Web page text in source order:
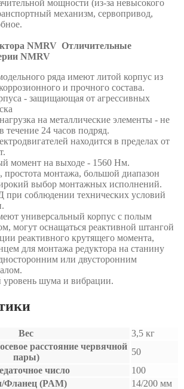
мощности (из-за невысокого
механизм, сервопривод,
NMRV Отличительные
NMRV
ряда имеют литой корпус из
и прочного состава.
- защищающая от агрессивных
на металлические элементы - не
течение 24 часов подряд.
находится в пределах от
момент на выходе - 1560 Нм.
простота монтажа, большой диапазон
выбор монтажных исполнений.
соблюдении технических условий
универсальный корпус с полым
могут оснащаться реактивной штангой
реактивного крутящего момента,
для монтажа редуктора на станину
или двусторонним
шума и вибрации.
Вес
3,5 кг
расстояние червячной
пары)
50
число
100
Фланец (PAM)
14/200 мм